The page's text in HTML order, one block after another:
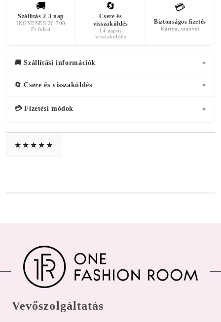
🚚
Szállítás 2-3 nap
INGYENES 26 700
Ft felett
🔄
Csere és
visszaküldés
14 napos
visszaküldés
💳
Biztonságos fizetés
Kártya, utánvét
🚚 Szállítási információk ▼
🔄 Csere és visszaküldés ▼
💳 Fizetési módok ▼
Vevőszolgáltatás